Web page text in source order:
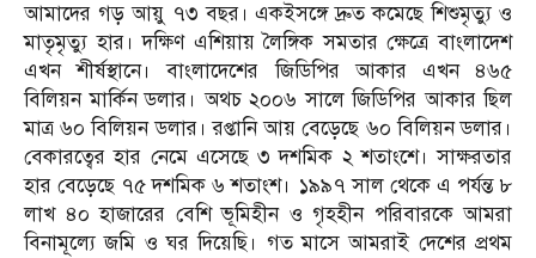
আমাদের গড় আয়ু ৭৩ বছর। একইসঙ্গে দ্রুত কমেছে শিশুমৃত্যু ও
মাতৃমৃত্যু হার। দক্ষিণ এশিয়ায় লৈঙ্গিক সমতার ক্ষেত্রে বাংলাদেশ
এখন শীর্ষস্থানে। বাংলাদেশের জিডিপির আকার এখন ৪৬৫
বিলিয়ন মার্কিন ডলার। অথচ ২০০৬ সালে জিডিপির আকার ছিল
মাত্র ৬০ বিলিয়ন ডলার। রপ্তানি আয় বেড়েছে ৬০ বিলিয়ন ডলার।
বেকারত্বের হার নেমে এসেছে ৩ দশমিক ২ শতাংশে। সাক্ষরতার
হার বেড়েছে ৭৫ দশমিক ৬ শতাংশ। ১৯৯৭ সাল থেকে এ পর্যন্ত ৮
লাখ ৪০ হাজারের বেশি ভূমিহীন ও গৃহহীন পরিবারকে আমরা
বিনামূল্যে জমি ও ঘর দিয়েছি। গত মাসে আমরাই দেশের প্রথম